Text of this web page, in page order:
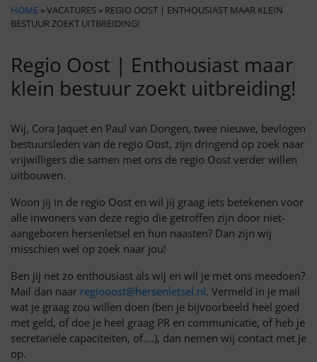
HOME » VACATURES » REGIO OOST | ENTHOUSIAST MAAR KLEIN
BESTUUR ZOEKT UITBREIDING!
Regio Oost | Enthousiast maar
klein bestuur zoekt uitbreiding!
Wij, Cora Jaquet en Paul van Dongen, twee nieuwe, bevlogen
bestuursleden van de regio Oost, zijn dringend op zoek naar
vrijwilligers die samen met ons de regio Oost verder willen
uitbouwen.
Woon jij in de regio Oost en wil jij graag iets betekenen voor
alle inwoners van deze regio die getroffen zijn door niet-
aangeboren hersenletsel en hun naasten? Dan zijn wij
misschien wel op zoek naar jou!
Ben jij net zo enthousiast als wij en wil je met ons meedoen?
Mail dan naar regiooost@hersenletsel.nl. Vermeld in je mail
wat je graag zou willen doen (ben je bijvoorbeeld heel goed
met geld, of doe je heel graag PR en communicatie, of heb je
secretariële capaciteiten, of….), dan nemen wij contact met je
op.